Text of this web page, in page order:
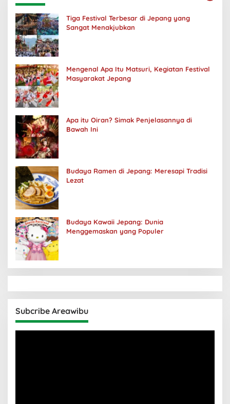
Tiga Festival Terbesar di Jepang yang
Sangat Menakjubkan
Mengenal Apa Itu Matsuri, Kegiatan Festival
Masyarakat Jepang
Apa itu Oiran? Simak Penjelasannya di
Bawah Ini
Budaya Ramen di Jepang: Meresapi Tradisi
Lezat
Budaya Kawaii Jepang: Dunia
Menggemaskan yang Populer
Subcribe Areawibu